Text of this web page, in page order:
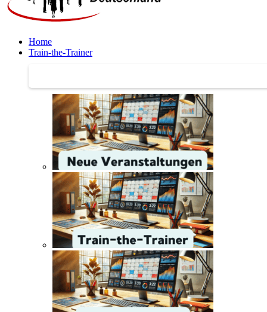
Home
Train-the-Trainer